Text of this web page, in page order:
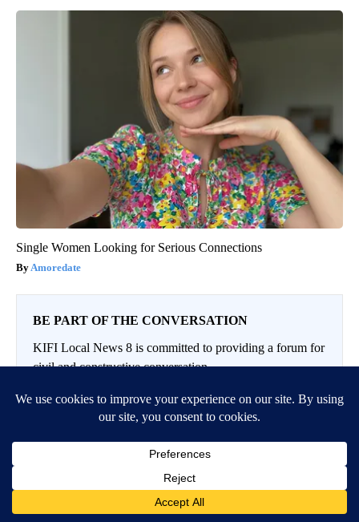
Single Women Looking for Serious Connections
Amoredate
BE PART OF THE CONVERSATION
KIFI Local News 8 is committed to providing a forum for
civil and constructive conversation.
Please keep your comments respectful and relevant. You
can review our Community Guidelines byclicking here
If you would like to share a story idea, please submit it
LOG IN | SIGN UP